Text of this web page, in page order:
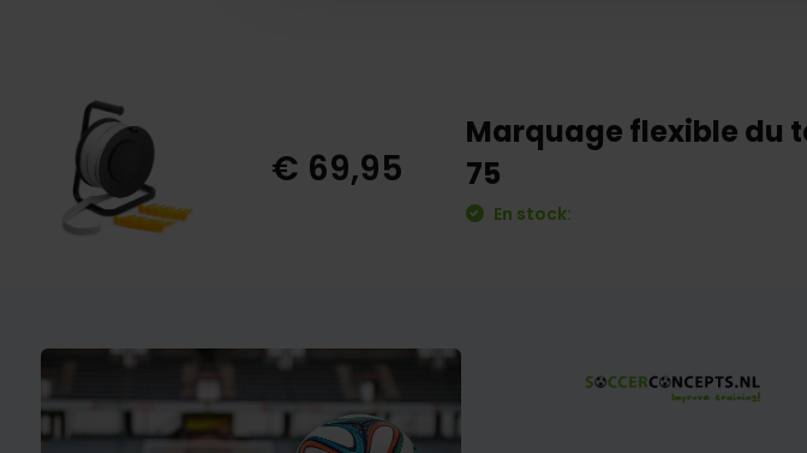
€ 69,95
Marquage flexible du
75
En stock: